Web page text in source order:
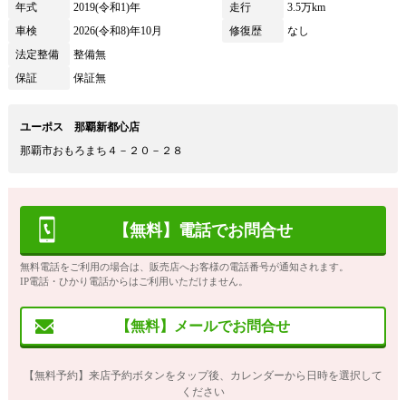
年式 2019(令和1)年 走行
3.5万km
車検
2026(令和8)年10月 修復歴
なし
法定整備
整備無
保証
保証無
ユーポス 那覇新都心店
那覇市おもろまち４－２０－２８
【無料】電話でお問合せ
無料電話をご利用の場合は、販売店へお客様の電話番号が通知されます。
IP電話・ひかり電話からはご利用いただけません。
【無料】メールでお問合せ
【無料予約】来店予約ボタンをタップ後、カレンダーから日時を選択して
ください